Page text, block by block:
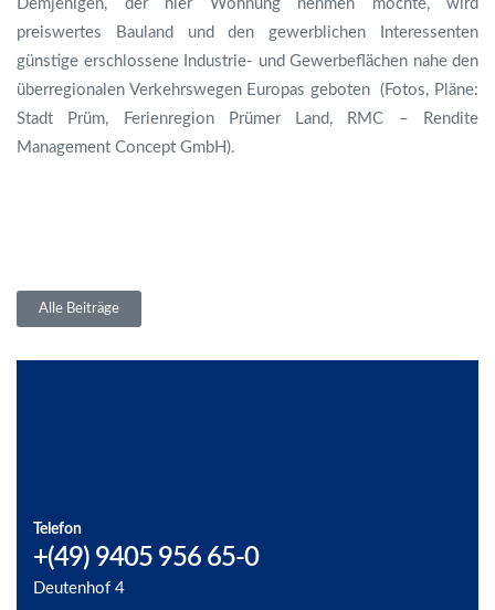
Demjenigen, der hier Wohnung nehmen möchte, wird
preiswertes Bauland und den gewerblichen Interessenten
günstige erschlossene Industrie- und Gewerbeflächen nahe den
überregionalen Verkehrswegen Europas geboten (Fotos, Pläne:
Stadt Prüm, Ferienregion Prümer Land, RMC – Rendite
Management Concept GmbH).
Alle Beiträge
Telefon
+(49) 9405 956 65-0
Deutenhof 4